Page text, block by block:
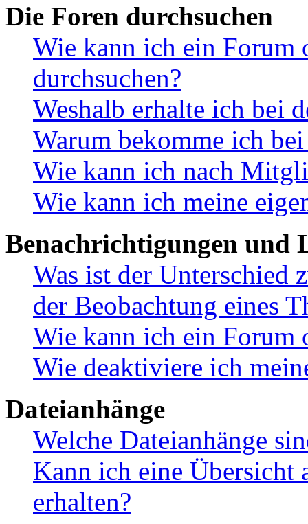
Die Foren durchsuchen
Wie kann ich ein Forum
durchsuchen?
Weshalb erhalte ich bei
Warum bekomme ich
Wie kann ich nach
Wie kann ich meine
Benachrichtigungen und
Was ist der Unterschied
der Beobachtung eines
Wie kann ich ein Forum
Wie deaktiviere ich
Dateianhänge
Welche Dateianhänge
Kann ich eine Übersicht
erhalten?